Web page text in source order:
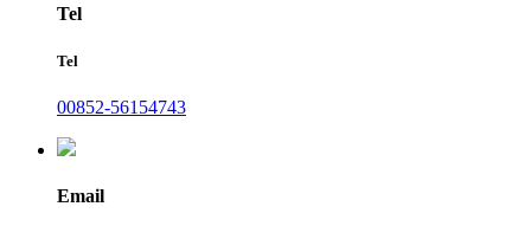
Tel
Tel
00852-56154743
Email